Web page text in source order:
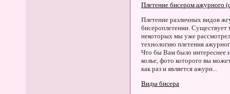
Плетение бисером ажурного
Плетение различных видов
бисероплетении. Существует
некоторых мы уже
технологию плетения
Что бы Вам было интереснее
колье, фото которого вы
как раз и является ажурн...
Виды бисера